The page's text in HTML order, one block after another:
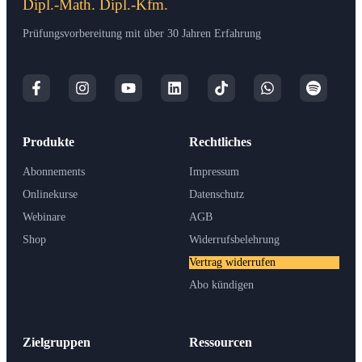
Dipl.-Math. Dipl.-Kfm.
Prüfungsvorbereitung mit über 30 Jahren Erfahrung
Produkte
Abonnements
Onlinekurse
Webinare
Shop
Zielgruppen Ressourcen
Rechtliches
Impressum
Datenschutz
AGB
Widerrufsbelehrung
Vertrag widerrufen
Abo kündigen